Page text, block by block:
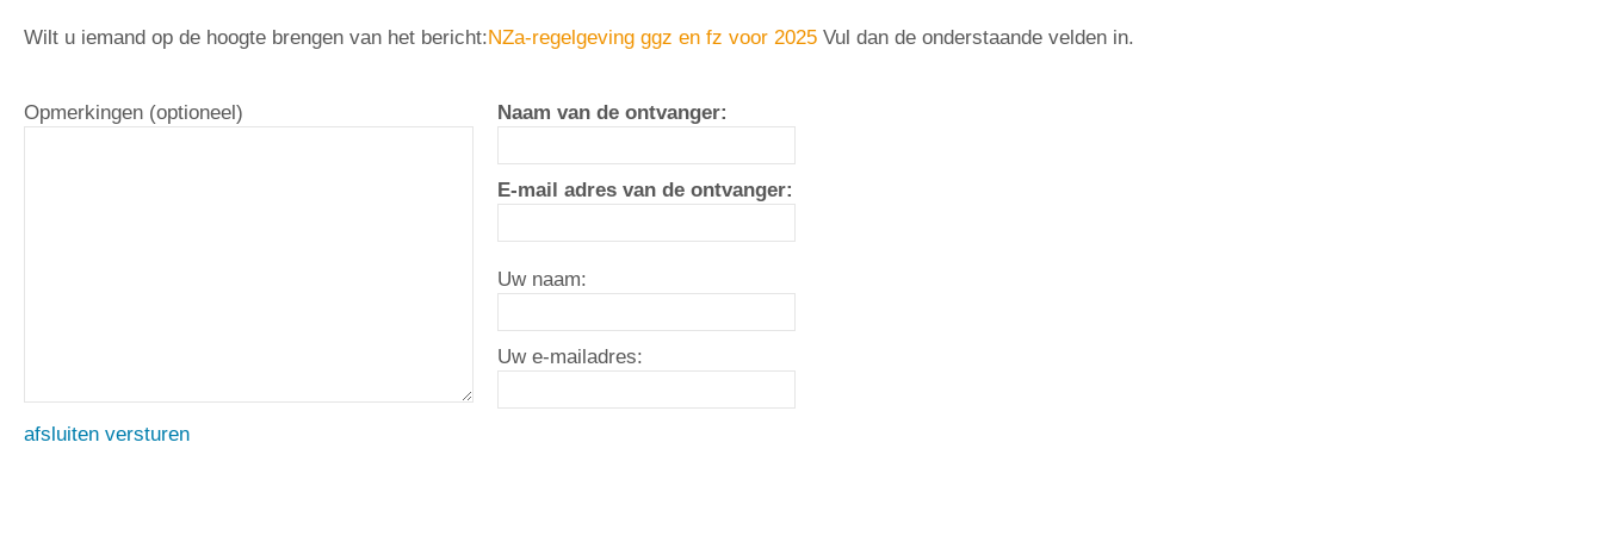
Wilt u iemand op de hoogte brengen van het bericht:NZa-regelgeving ggz en fz voor 2025 Vul dan de onderstaande velden in.
Opmerkingen (optioneel) Naam van de ontvanger:
E-mail adres van de ontvanger:
Uw naam:
Uw e-mailadres:
afsluiten versturen